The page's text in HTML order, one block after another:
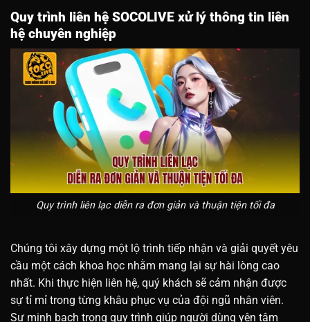
Quy trình liên hệ SOCOLIVE xử lý thông tin liên
hệ chuyên nghiệp
Quy trình liên lạc diễn ra đơn giản và thuận tiện tối đa
Chúng tôi xây dựng một lộ trình tiếp nhận và giải quyết yêu
cầu một cách khoa học nhằm mang lại sự hài lòng cao
nhất. Khi thực hiện liên hệ, quý khách sẽ cảm nhận được
sự tỉ mỉ trong từng khâu phục vụ của đội ngũ nhân viên.
Sự minh bạch trong quy trình giúp người dùng yên tâm